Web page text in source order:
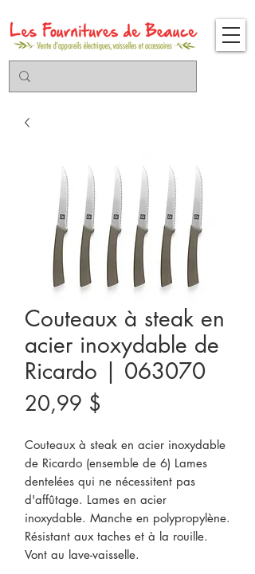
Couteaux à steak en
acier inoxydable de
Ricardo | 063070
20,99 $
Couteaux à steak en acier inoxydable
de Ricardo (ensemble de 6) Lames
dentelées qui ne nécessitent pas
d'affûtage. Lames en acier
inoxydable. Manche en polypropylène.
Résistant aux taches et à la rouille.
Vont au lave-vaisselle.